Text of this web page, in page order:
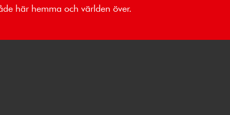
här hemma och världen över.